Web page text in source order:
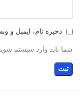
ذخیره نام، ایمیل و
شما باید وارد سیستم